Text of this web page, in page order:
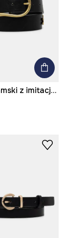
Pasek damski z imitacji skóry z aplikacją kolor czarny